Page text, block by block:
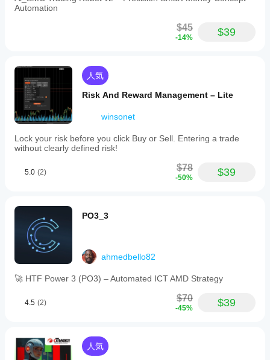
Automation
$45
-14% $39
人気
Risk And Reward Management – Lite
winsonet
Lock your risk before you click Buy or Sell. Entering a trade
without clearly defined risk!
5.0 (2) $78
-50% $39
PO3_3
ahmedbello82
🚀 HTF Power 3 (PO3) – Automated ICT AMD Strategy
4.5 (2) $70
-45% $39
人気